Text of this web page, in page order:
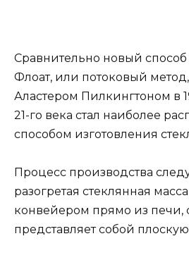
Сравнительно новый способ
Флоат, или потоковый
Аластером Пилкингтоном в
21-го века стал наиболее
способом изготовления
Процесс производства
разогретая стеклянная
конвейером прямо из печи,
представляет собой плоскую